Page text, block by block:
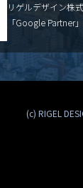
リゲルデザイン株式
「Google Partner
(c) RIGEL